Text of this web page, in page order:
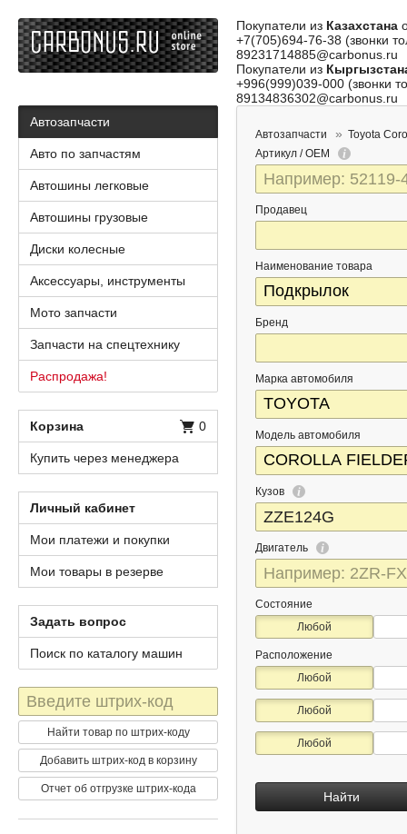
Покупатели из Казахстана
+7(705)694-76-38 (звонки
89231714885@carbonus.ru
Покупатели из
+996(999)039-000 (звонки
89134836302@carbonus.ru
Автозапчасти
Toyota
Артикул / OEM
Продавец
Наименование товара
Бренд
Марка автомобиля
Модель автомобиля
Кузов
Двигатель
Состояние
Любой
Расположение
Любой
Любой
Любой
Найти
Автозапчасти
Авто по запчастям
Автошины легковые
Автошины грузовые
Диски колесные
Аксессуары, инструменты
Мото запчасти
Запчасти на спецтехнику
Распродажа!
Корзина 0
Купить через менеджера
Личный кабинет
Мои платежи и покупки
Мои товары в резерве
Задать вопрос
Поиск по каталогу машин
Штрих-
код
Найти товар по штрих-коду
Добавить штрих-код в корзину
Отчет об отгрузке штрих-кода